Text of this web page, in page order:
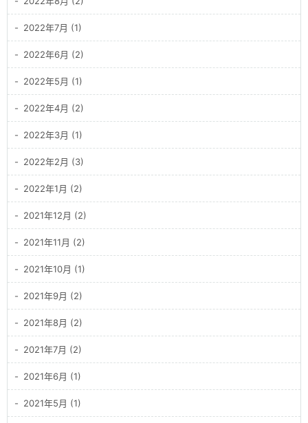
2022年7月 (1)
2022年6月 (2)
2022年5月 (1)
2022年4月 (2)
2022年3月 (1)
2022年2月 (3)
2022年1月 (2)
2021年12月 (2)
2021年11月 (2)
2021年10月 (1)
2021年9月 (2)
2021年8月 (2)
2021年7月 (2)
2021年6月 (1)
2021年5月 (1)